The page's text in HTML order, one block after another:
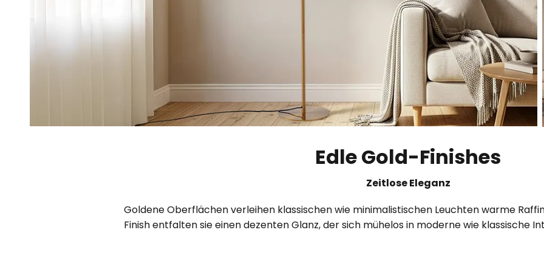
Edle Gold-Finishes
Zeitlose Eleganz
Goldene Oberflächen verleihen klassischen wie minimalistischen Leuchten warme
Finish entfalten sie einen dezenten Glanz, der sich mühelos in moderne wie klassische